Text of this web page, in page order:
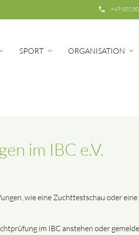
phone +49
SPORT expand_more ORGANISATION expand_more
im IBC e.V.
wie eine Zuchttestschau oder
im IBC anstehen oder